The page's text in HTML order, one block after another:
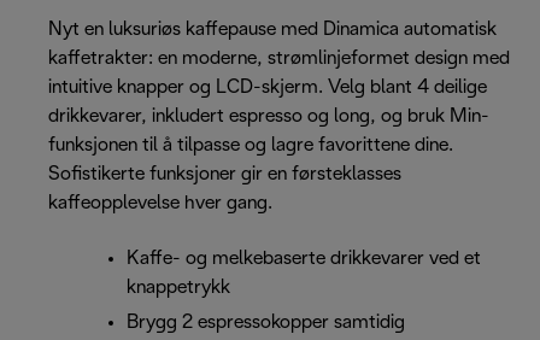
Nyt en luksuriøs kaffepause med Dinamica automatisk
kaffetrakter: en moderne, strømlinjeformet design med
intuitive knapper og LCD-skjerm. Velg blant 4 deilige
drikkevarer, inkludert espresso og long, og bruk Min-
funksjonen til å tilpasse og lagre favorittene dine.
Sofistikerte funksjoner gir en førsteklasses
kaffeopplevelse hver gang.
Kaffe- og melkebaserte drikkevarer ved et
knappetrykk
Brygg 2 espressokopper samtidig